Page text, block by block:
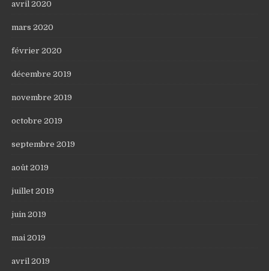
avril 2020
mars 2020
février 2020
décembre 2019
novembre 2019
octobre 2019
septembre 2019
août 2019
juillet 2019
juin 2019
mai 2019
avril 2019